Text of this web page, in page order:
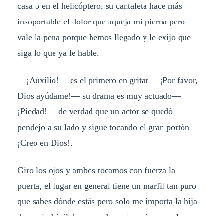
casa o en el helicóptero, su cantaleta hace más
insoportable el dolor que aqueja mi pierna pero
vale la pena porque hemos llegado y le exijo que
siga lo que ya le hable.
—¡Auxilio!— es el primero en gritar— ¡Por favor,
Dios ayúdame!— su drama es muy actuado—
¡Piedad!— de verdad que un actor se quedó
pendejo a su lado y sigue tocando el gran portón—
¡Creo en Dios!.
Giro los ojos y ambos tocamos con fuerza la
puerta, el lugar en general tiene un marfil tan puro
que sabes dónde estás pero solo me importa la hija